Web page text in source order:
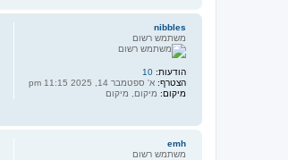
nibbles
משתמש רשום
הודעות: 10
הצטרף: א' ספטמבר 14, 2025 11:15 pm
מיקום: מיקום, מיקום
emh
משתמש רשום